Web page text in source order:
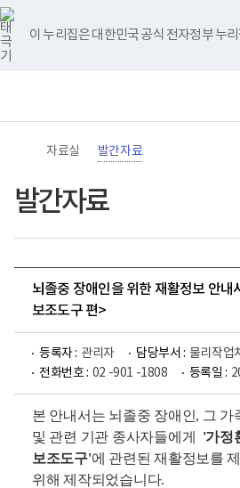
바
로
가
기
메
이 누리집은 대한민국 공식 전자정부 누
너
비
767px
이
하
영메
홈
자료실 발간자료
발간자료
뇌졸중 장애인을 위한 재활정보 안내
보조도구 편>
등록자 : 관리자 담당부서 : 물리작업
전화번호 : 02 -901 -1808 등록일 :
본 안내서는 뇌졸중 장애인, 그 가
및 관련 기관 종사자들에게 '가정
보조도구'에 관련된 재활정보를
위해 제작되었습니다.
유
튜
브
블
로
그
인
스
타
그
램
페
이
스
북